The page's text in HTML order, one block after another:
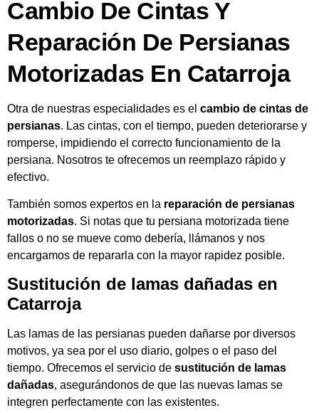
Cambio De Cintas Y
Reparación De Persianas
Motorizadas En Catarroja
Otra de nuestras especialidades es el cambio de cintas de
persianas. Las cintas, con el tiempo, pueden deteriorarse y
romperse, impidiendo el correcto funcionamiento de la
persiana. Nosotros te ofrecemos un reemplazo rápido y
efectivo.
También somos expertos en la reparación de persianas
motorizadas. Si notas que tu persiana motorizada tiene
fallos o no se mueve como debería, llámanos y nos
encargamos de repararla con la mayor rapidez posible.
Sustitución de lamas dañadas en
Catarroja
Las lamas de las persianas pueden dañarse por diversos
motivos, ya sea por el uso diario, golpes o el paso del
tiempo. Ofrecemos el servicio de sustitución de lamas
dañadas, asegurándonos de que las nuevas lamas se
integren perfectamente con las existentes.